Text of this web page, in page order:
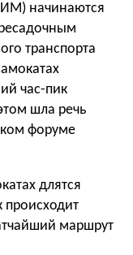
начинаются
транспорта
час-пик
шла речь
форуме
длятся
происходит
маршрут